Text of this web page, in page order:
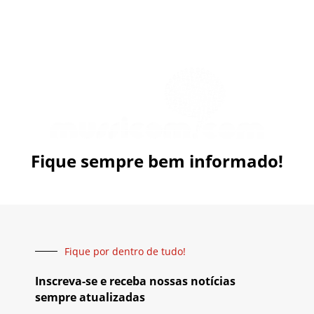
Fique sempre bem informado!
Fique por dentro de tudo!
Inscreva-se e receba nossas notícias
sempre atualizadas